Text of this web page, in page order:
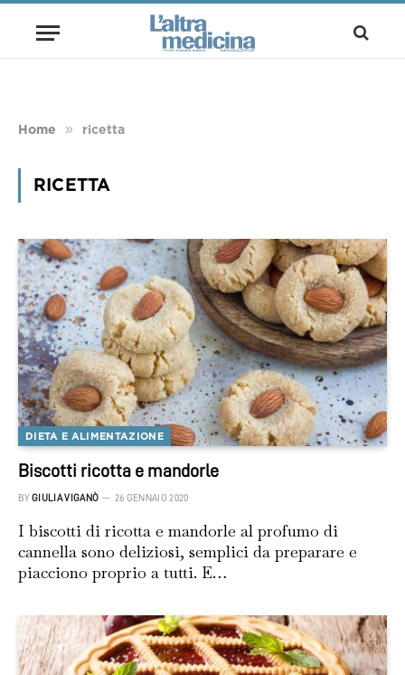
Home » ricetta
RICETTA
DIETA E ALIMENTAZIONE
Biscotti ricotta e mandorle
BY GIULIA VIGANÒ 26 GENNAIO 2020
I biscotti di ricotta e mandorle al profumo di
cannella sono deliziosi, semplici da preparare e
piacciono proprio a tutti. E…